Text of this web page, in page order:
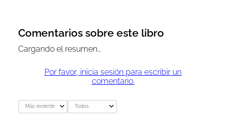
Comentarios sobre este libro
Cargando el resumen…
Por favor, inicia sesión para escribir un
comentario.
Más reciente Todos